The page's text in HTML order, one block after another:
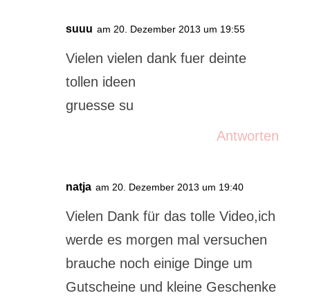
suuu am 20. Dezember 2013 um 19:55
Vielen vielen dank fuer deinte
tollen ideen
gruesse su
Antworten
natja am 20. Dezember 2013 um 19:40
Vielen Dank für das tolle Video,ich
werde es morgen mal versuchen
brauche noch einige Dinge um
Gutscheine und kleine Geschenke